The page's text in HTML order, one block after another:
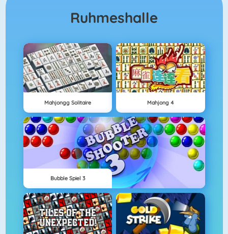
Ruhmeshalle
Mahjongg Solitaire Mahjong 4
Bubble Spiel 3